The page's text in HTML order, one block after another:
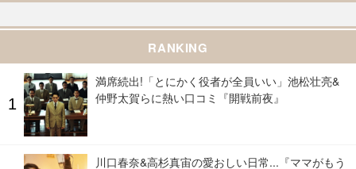
RANKING
満席続出!「とにかく役者が全員いい」池松壮亮&
仲野太賀らに熱い口コミ『開戦前夜』
川口春奈&高杉真宙の愛おしい日常...『ママがもう